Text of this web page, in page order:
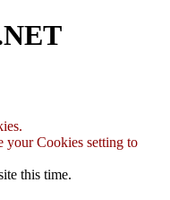
your Cookies setting to
this time.